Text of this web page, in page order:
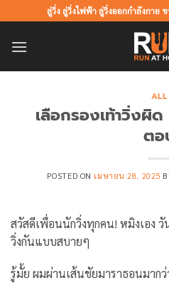
ไป
ลู่วิ่ง ลู่วิ่งไฟฟ้า ลู่วิ่งออกกำลังกาย
ALL
เลือกรองเท้าวิ่งผิด
ตอ
POSTED ON เมษายน 28, 2025
สวัสดีเพื่อนนักวิ่งทุกคน! หมิงเอง วั
วิ่งกันแบบสบายๆ
รู้มั้ย ผมผ่านเส้นชัยมาราธอนมากว่